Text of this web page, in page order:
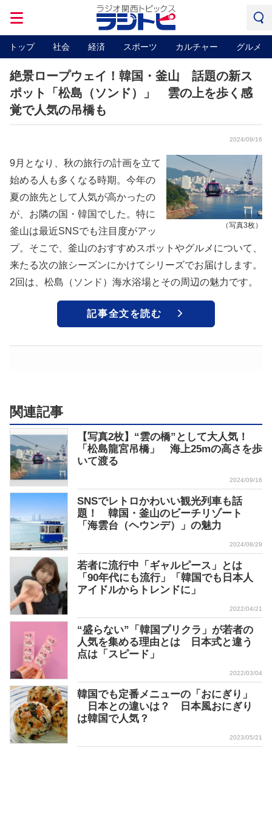
トップ 社会 経済 スポーツ カルチャー グルメ
絶景ロープウェイ！韓国・釜山 話題の新ス
ポット「松島（ソンド）」 雲の上を歩く感
覚で人気の吊橋も
2024/09/16
（写真3枚）
9月となり、秋の旅行の計画を立て
始める人も多くなる時期。今年の
夏の旅先として人気が高かったの
が、お隣の国・韓国でした。特に
釜山は最近SNSでも注目度がアッ
プ。そこで、釜山のおすすめスポットやグルメについて、
来たる次の旅シーズンにかけてシリーズでお届けします。
2回は、松島（ソンド）海水浴場とその周辺の魅力です。
記事全文を読む
関連記事
【写真2枚】“雲の橋”として大人気！
「松島龍宮吊橋」 海上25mの高さを歩
いて渡る
2024/09/16
SNSでレトロかわいい観光列車も話
題！ 韓国・釜山のビーチリゾート
「海雲台（ヘウンデ）」の魅力
2024/08/29
若者に流行中「ギャルピース」とは
「90年代にも流行」「韓国でも日本人
アイドルからトレンドに」
2022/04/21
“盛らない”「韓国プリクラ」が若者の
人気を集める理由とは 日本式と違う
点は「スピード」
2022/03/04
韓国でも定番メニューの「おにぎり」
日本との違いは？ 日本風おにぎり
は韓国で人気？
2023/05/21